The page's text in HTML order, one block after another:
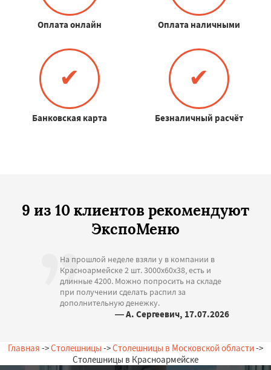
Оплата онлайн Оплата наличными
✔
Банковская карта
✔
Безналичный расчёт
9 из 10 клиентов рекомендуют
ЭкспоМеню
На прошлой неделе взяли у в компании в
Красноармейске 2 шт. 3000х60х38, есть и
длинные 4200. Можно попросить на складе
при получении сделать распил за
дополнительную денежку.
— А. Сергеевич, 17.07.2026
Главная ->Столешницы ->Столешницы в Московской области->
Столешницы в Красноармейске